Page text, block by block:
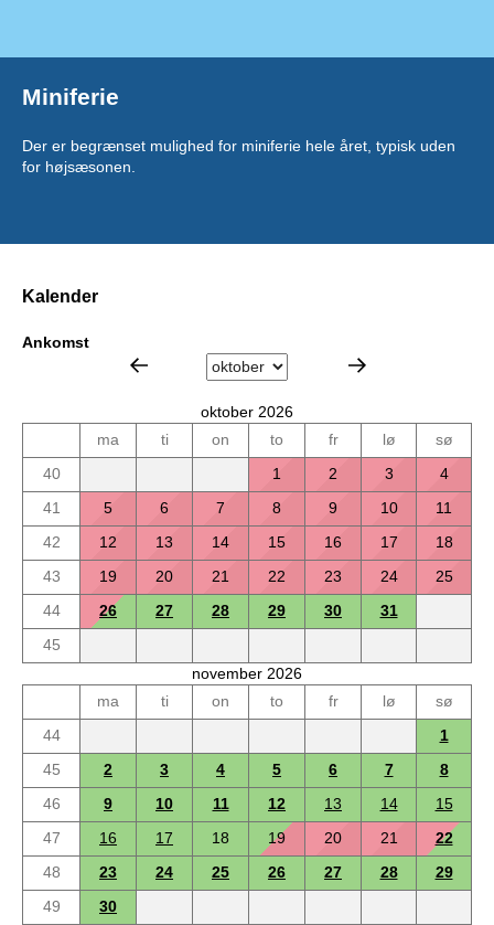
Miniferie
Der er begrænset mulighed for miniferie hele året, typisk uden
for højsæsonen.
Kalender
Ankomst
oktober 2026
ma
ti on to fr lø
sø
40
1 2 3
4
41
5 6 7 8 9 10
11
42
12 13 14 15 16 17
18
43
19 20 21 22 23 24
25
44
26 27 28 29 30
31
45
november 2026
ma
ti on to fr lø
sø
44
1
45
2 3 4 5 6 7
8
46
9 10 11 12 13 14
15
47
16 17 18 19 20 21
22
48
23 24 25 26 27 28
29
49
30